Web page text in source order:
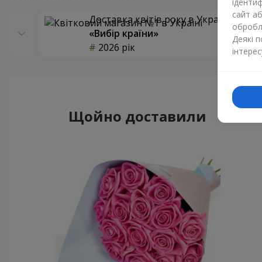
Доставка квітів року в Україні
«Вибір країни»
2026 рік
Щойно доставили
сайт
Деякі